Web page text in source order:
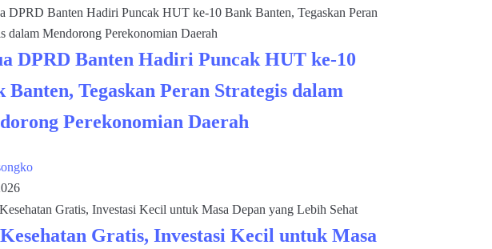
DPRD Banten Hadiri Puncak HUT ke-10
Banten, Tegaskan Peran Strategis dalam
Perekonomian Daerah
Gratis, Investasi Kecil untuk Masa